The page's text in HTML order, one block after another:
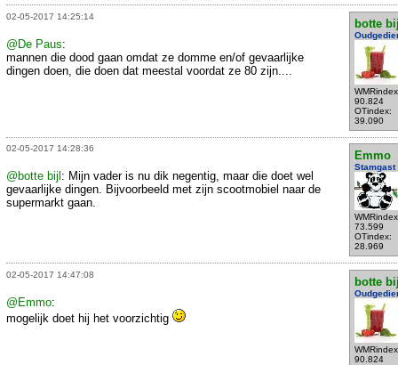
02-05-2017 14:25:14
botte
90.824
OTindex:
39.090
@De Paus:
mannen die dood gaan omdat ze domme en/of gevaarlijke
dingen doen, die doen dat meestal voordat ze 80 zijn....
02-05-2017 14:28:36
Emmo
Stamgast
73.599
OTindex:
28.969
@botte bijl : Mijn vader is nu dik negentig, maar die doet wel
gevaarlijke dingen. Bijvoorbeeld met zijn scootmobiel naar de
supermarkt gaan.
02-05-2017 14:47:08
botte
90.824
@Emmo:
mogelijk doet hij het voorzichtig